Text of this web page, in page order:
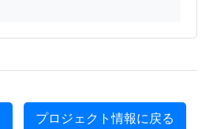
プロジェクト情報に戻る